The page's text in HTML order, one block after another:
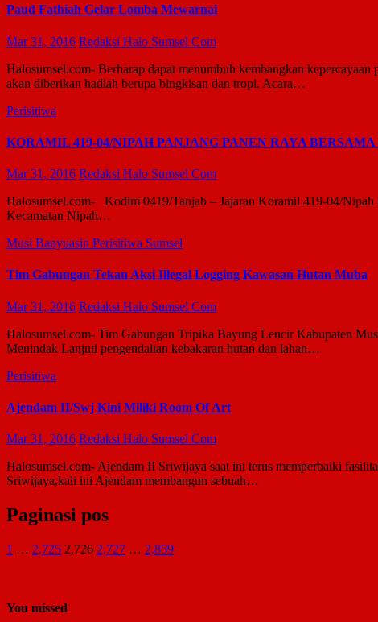
Paud Fathiah Gelar Lomba Mewarnai
Mar 31, 2016 Redaksi Halo Sumsel Com
Halosumsel.com- Berharap dapat menumbuh kembangkan
akan diberikan hadiah berupa bingkisan dan tropi. Acara…
Perisitiwa
KORAMIL 419-04/NIPAH PANJANG PANEN RAYA
Mar 31, 2016 Redaksi Halo Sumsel Com
Halosumsel.com- Kodim 0419/Tanjab – Jajaran Koramil 419-04/Nipah
Kecamatan Nipah…
Musi Banyuasin Perisitiwa Sumsel
Tim Gabungan Tekan Aksi Illegal Logging Kawasan Hutan Muba
Mar 31, 2016 Redaksi Halo Sumsel Com
Halosumsel.com- Tim Gabungan Tripika Bayung Lencir Kabupaten
Menindak Lanjuti pengendalian kebakaran hutan dan lahan…
Perisitiwa
Ajendam II/Swj Kini Miliki Room Of Art
Mar 31, 2016 Redaksi Halo Sumsel Com
Halosumsel.com- Ajendam II Sriwijaya saat ini terus memperbaiki
Sriwijaya,kali ini Ajendam membangun sebuah…
Paginasi pos
1 … 2,725 2,726 2,727 … 2,859
You missed